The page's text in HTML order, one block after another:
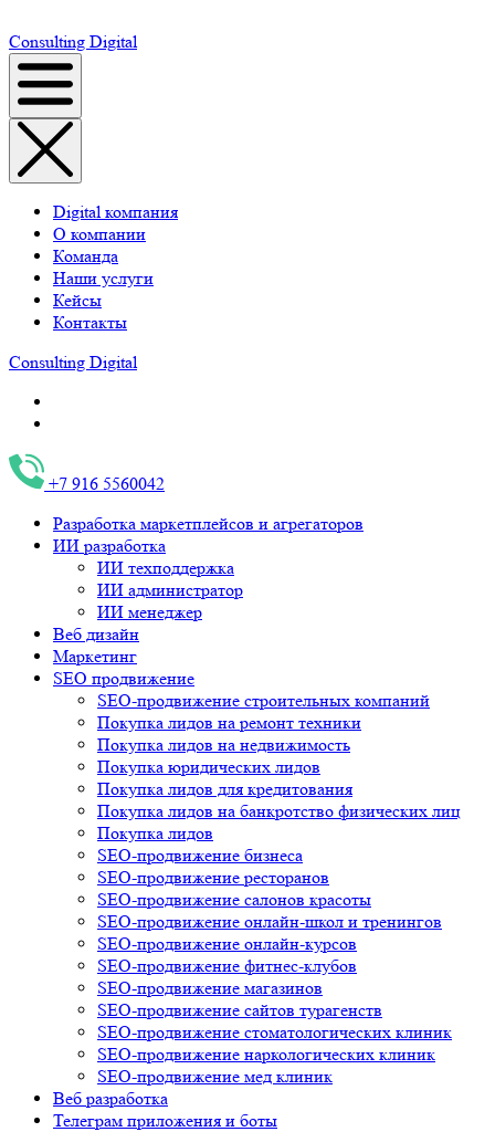
Consulting Digital
Digital компания
О компании
Команда
Наши услуги
Кейсы
Контакты
Consulting Digital
+7 916 5560042
Разработка маркетплейсов и агрегаторов
ИИ разработка
ИИ техподдержка
ИИ администратор
ИИ менеджер
Веб дизайн
Маркетинг
SEO продвижение
SEO-продвижение строительных компаний
Покупка лидов на ремонт техники
Покупка лидов на недвижимость
Покупка юридических лидов
Покупка лидов для кредитования
Покупка лидов на банкротство физических лиц
Покупка лидов
SEO-продвижение бизнеса
SEO-продвижение ресторанов
SEO-продвижение салонов красоты
SEO-продвижение онлайн-школ и тренингов
SEO-продвижение онлайн-курсов
SEO-продвижение фитнес-клубов
SEO-продвижение магазинов
SEO-продвижение сайтов турагенств
SEO-продвижение стоматологических клиник
SEO-продвижение наркологических клиник
SEO-продвижение мед клиник
Веб разработка
Телеграм приложения и боты